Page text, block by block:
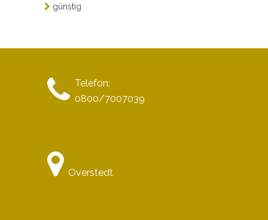
günstig
Telefon:
0800/7007039
Overstedt